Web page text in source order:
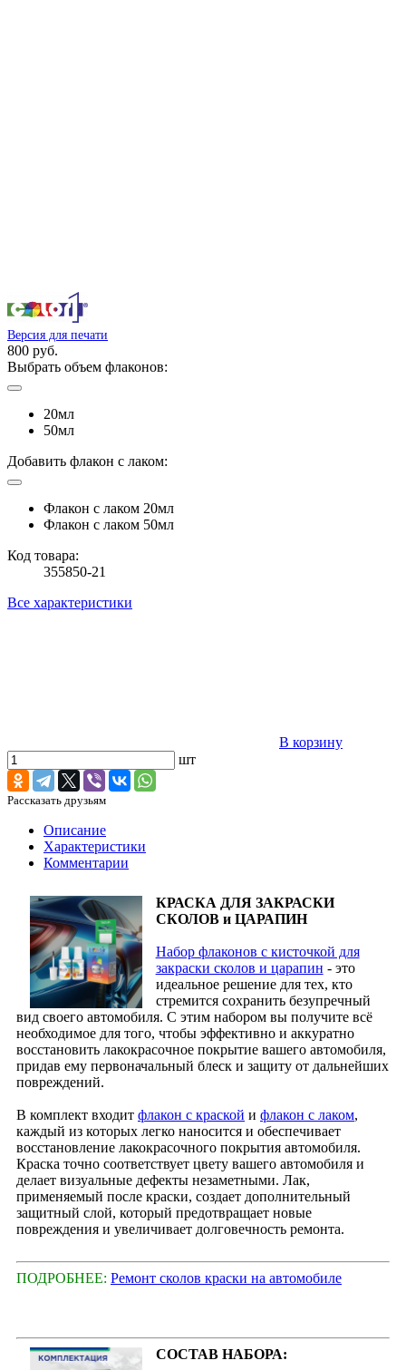
Версия для печати
800 руб.
Выбрать объем флаконов:
20мл
50мл
Добавить флакон с лаком:
Флакон с лаком 20мл
Флакон с лаком 50мл
Код товара:
355850-21
Все характеристики
В корзину
шт
Рассказать друзьям
Описание
Характеристики
Комментарии
КРАСКА ДЛЯ ЗАКРАСКИ
СКОЛОВ и ЦАРАПИН
Набор флаконов с кисточкой для
закраски сколов и царапин - это
идеальное решение для тех, кто
стремится сохранить безупречный
вид своего автомобиля. С этим набором вы получите всё
необходимое для того, чтобы эффективно и аккуратно
восстановить лакокрасочное покрытие вашего автомобиля,
придав ему первоначальный блеск и защиту от дальнейших
повреждений.
В комплект входит флакон с краской и флакон с лаком,
каждый из которых легко наносится и обеспечивает
восстановление лакокрасочного покрытия автомобиля.
Краска точно соответствует цвету вашего автомобиля и
делает визуальные дефекты незаметными. Лак,
применяемый после краски, создает дополнительный
защитный слой, который предотвращает новые
повреждения и увеличивает долговечность ремонта.
ПОДРОБНЕЕ: Ремонт сколов краски на автомобиле
СОСТАВ НАБОРА: